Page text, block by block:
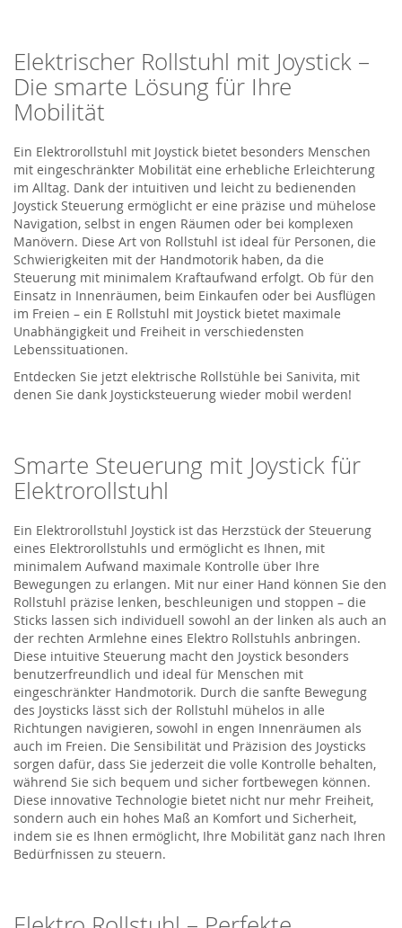
Elektrischer Rollstuhl mit Joystick –
Die smarte Lösung für Ihre
Mobilität
Ein Elektrorollstuhl mit Joystick bietet besonders Menschen
mit eingeschränkter Mobilität eine erhebliche Erleichterung
im Alltag. Dank der intuitiven und leicht zu bedienenden
Joystick Steuerung ermöglicht er eine präzise und mühelose
Navigation, selbst in engen Räumen oder bei komplexen
Manövern. Diese Art von Rollstuhl ist ideal für Personen, die
Schwierigkeiten mit der Handmotorik haben, da die
Steuerung mit minimalem Kraftaufwand erfolgt. Ob für den
Einsatz in Innenräumen, beim Einkaufen oder bei Ausflügen
im Freien – ein E Rollstuhl mit Joystick bietet maximale
Unabhängigkeit und Freiheit in verschiedensten
Lebenssituationen.
Entdecken Sie jetzt elektrische Rollstühle bei Sanivita, mit
denen Sie dank Joysticksteuerung wieder mobil werden!
Smarte Steuerung mit Joystick für
Elektrorollstuhl
Ein Elektrorollstuhl Joystick ist das Herzstück der Steuerung
eines Elektrorollstuhls und ermöglicht es Ihnen, mit
minimalem Aufwand maximale Kontrolle über Ihre
Bewegungen zu erlangen. Mit nur einer Hand können Sie den
Rollstuhl präzise lenken, beschleunigen und stoppen – die
Sticks lassen sich individuell sowohl an der linken als auch an
der rechten Armlehne eines Elektro Rollstuhls anbringen.
Diese intuitive Steuerung macht den Joystick besonders
benutzerfreundlich und ideal für Menschen mit
eingeschränkter Handmotorik. Durch die sanfte Bewegung
des Joysticks lässt sich der Rollstuhl mühelos in alle
Richtungen navigieren, sowohl in engen Innenräumen als
auch im Freien. Die Sensibilität und Präzision des Joysticks
sorgen dafür, dass Sie jederzeit die volle Kontrolle behalten,
während Sie sich bequem und sicher fortbewegen können.
Diese innovative Technologie bietet nicht nur mehr Freiheit,
sondern auch ein hohes Maß an Komfort und Sicherheit,
indem sie es Ihnen ermöglicht, Ihre Mobilität ganz nach Ihren
Bedürfnissen zu steuern.